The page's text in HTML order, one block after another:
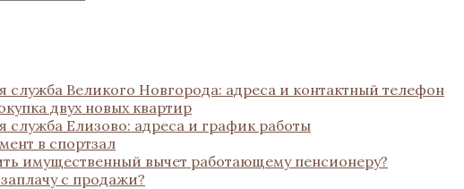
служба Великого Новгорода: адреса и контактный телефон
двух новых квартир
служба Елизово: адреса и график работы
в спортзал
имущественный вычет работающему пенсионеру?
с продажи?